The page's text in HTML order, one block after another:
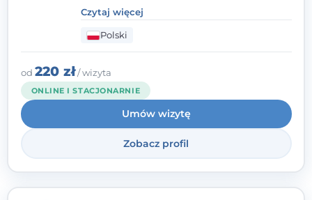
różnorodnych szkoleniach. Pracując z
dziećmi, młodzieżą i młodymi dorosłymi
niezwykle ważne jest dla mnie poczucie
bezpieczeństwa, zrozumienia oraz wolności
w wyrażaniu swojego zdania. Kieruję się
etyką zawodową, wierząc, że każdy
człowiek powinien otrzymać wsparcie i
pomoc, by poradzić sobie ze swoimi
problemami.
Czytaj więcej
Polski
od 220 zł/ wizyta
ONLINE I STACJONARNIE
Umów wizytę
Zobacz profil